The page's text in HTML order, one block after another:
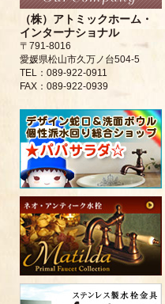
（株）アトミックホーム・
インターナショナル
〒791-8016
愛媛県松山市久万ノ台504-5
TEL：089-922-0911
FAX：089-922-0939